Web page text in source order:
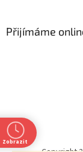
Přijímáme
Zobrazit